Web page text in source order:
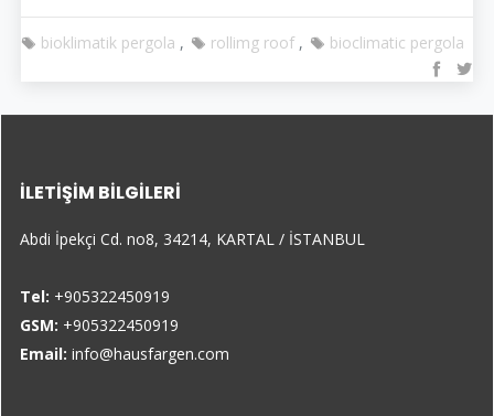
bioklimatik pergola rollimg roof bioclimatic pergola
İLETIŞIM BILGILERI
Abdi İpekçi Cd. no8, 34214, KARTAL / İSTANBUL
Tel: +905322450919
GSM: +905322450919
Email: info@hausfargen.com